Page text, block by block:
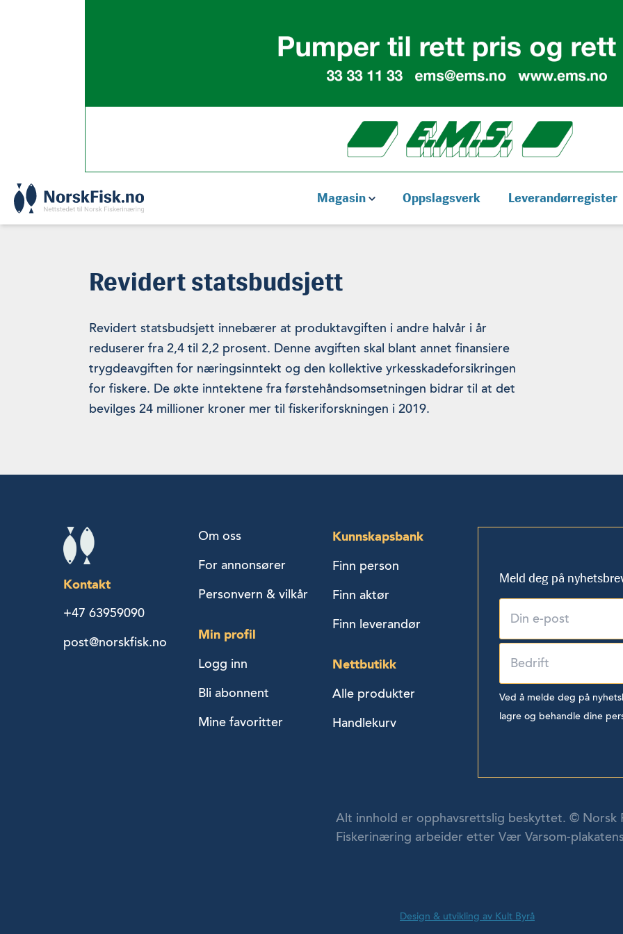
Magasin Oppslagsverk Leverandørregister
Revidert statsbudsjett
Revidert statsbudsjett innebærer at produktavgiften i andre halvår i år
reduserer fra 2,4 til 2,2 prosent. Denne avgiften skal blant annet finansiere
trygdeavgiften for næringsinntekt og den kollektive yrkesskadeforsikringen
for fiskere. De økte inntektene fra førstehåndsomsetningen bidrar til at det
bevilges 24 millioner kroner mer til fiskeriforskningen i 2019.
Kontakt
+47 63959090
post@norskfisk.no
Om oss
For annonsører
Personvern & vilkår
Min profil
Logg inn
Bli abonnent
Mine favoritter
Kunnskapsbank
Finn person
Finn aktør
Finn leverandør
Nettbutikk
Alle produkter
Handlekurv
Meld deg på
Ved å melde deg på
lagre og behandle dine
Alt innhold er opphavsrettslig beskyttet. © Norsk
Fiskerinæring arbeider etter Vær Varsom-
Design & utvikling av Kult Byrå